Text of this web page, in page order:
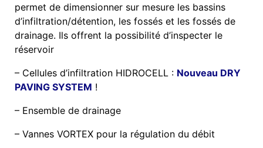
permet de dimensionner sur mesure les bassins
d’infiltration/détention, les fossés et les fossés de
drainage. Ils offrent la possibilité d’inspecter le
réservoir
– Cellules d’infiltration HIDROCELL : Nouveau DRY
PAVING SYSTEM !
– Ensemble de drainage
– Vannes VORTEX pour la régulation du débit